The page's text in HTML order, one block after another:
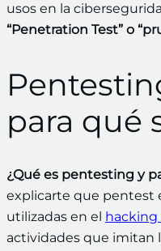
usos en la
“Penetration Test” o
para qué
¿Qué es pentesting y
explicarte que pentest
utilizadas en el hacking
actividades que imitan